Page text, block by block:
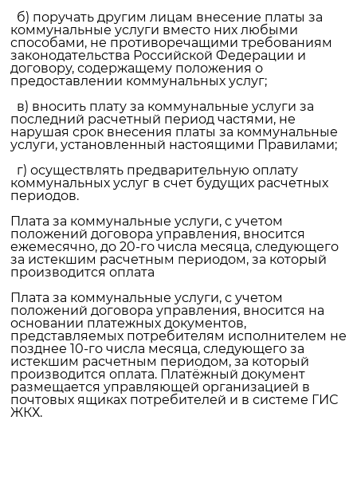
б) поручать другим лицам внесение платы за
коммунальные услуги вместо них любыми
способами, не противоречащими требованиям
законодательства Российской Федерации и
договору, содержащему положения о
предоставлении коммунальных услуг;
в) вносить плату за коммунальные услуги за
последний расчетный период частями, не
нарушая срок внесения платы за коммунальные
услуги, установленный настоящими Правилами;
г) осуществлять предварительную оплату
коммунальных услуг в счет будущих расчетных
периодов.
Плата за коммунальные услуги, с учетом
положений договора управления, вносится
ежемесячно, до 20-го числа месяца, следующего
за истекшим расчетным периодом, за который
производится оплата
Плата за коммунальные услуги, с учетом
положений договора управления, вносится на
основании платежных документов,
представляемых потребителям исполнителем не
позднее 10-го числа месяца, следующего за
истекшим расчетным периодом, за который
производится оплата. Платёжный документ
размещается управляющей организацией в
почтовых ящиках потребителей и в системе ГИС
ЖКХ.